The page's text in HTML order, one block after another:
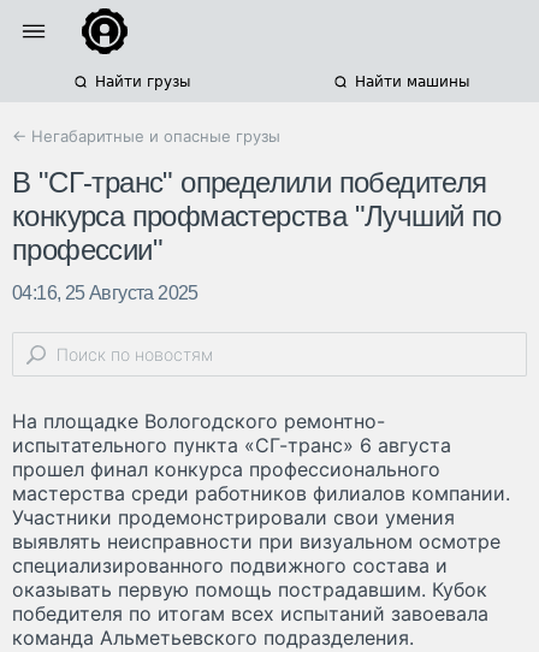
Найти грузы Найти машины
← Негабаритные и опасные грузы
В "СГ-транс" определили победителя
конкурса профмастерства "Лучший по
профессии"
04:16, 25 Августа 2025
На площадке Вологодского ремонтно-
испытательного пункта «СГ-транс» 6 августа
прошел финал конкурса профессионального
мастерства среди работников филиалов компании.
Участники продемонстрировали свои умения
выявлять неисправности при визуальном осмотре
специализированного подвижного состава и
оказывать первую помощь пострадавшим. Кубок
победителя по итогам всех испытаний завоевала
команда Альметьевского подразделения.